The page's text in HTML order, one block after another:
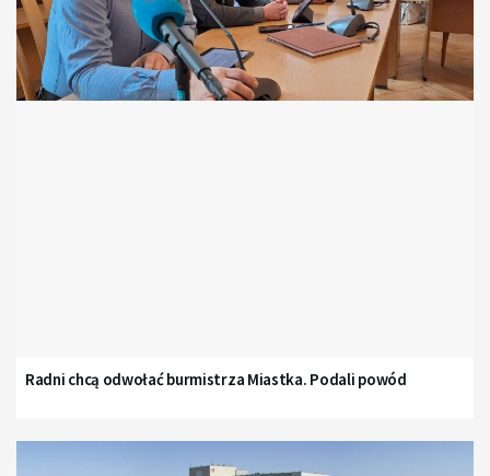
Radni chcą odwołać burmistrza Miastka. Podali powód